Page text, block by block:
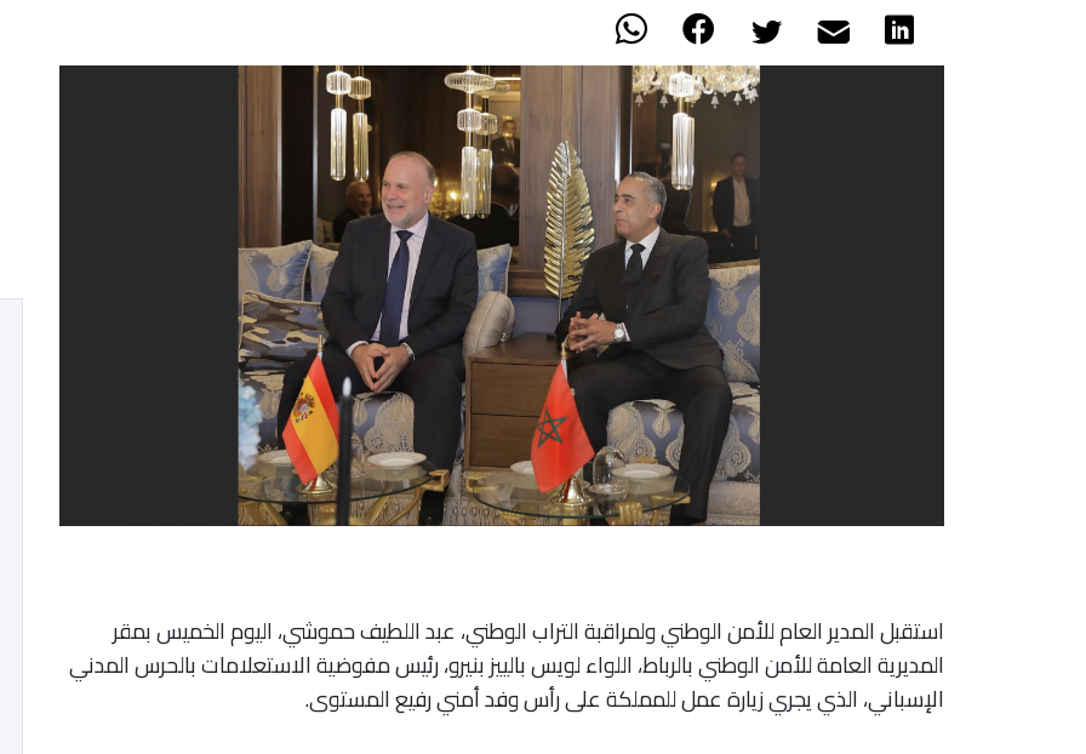
استقبل المدير العام للأمن الوطني ولمراقبة التراب الوطني، عبد اللطيف حموشي، اليوم الخميس بمقر
المديرية العامة للأمن الوطني بالرباط، اللواء لويس بالييز بنيرو، رئيس مفوضية الاستعلامات بالحرس المدني
الإسباني، الذي يجري زيارة عمل للمملكة على رأس وفد أمني رفيع المستوى.